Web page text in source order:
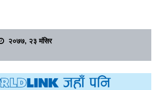
२०७७, २३ मंसिर